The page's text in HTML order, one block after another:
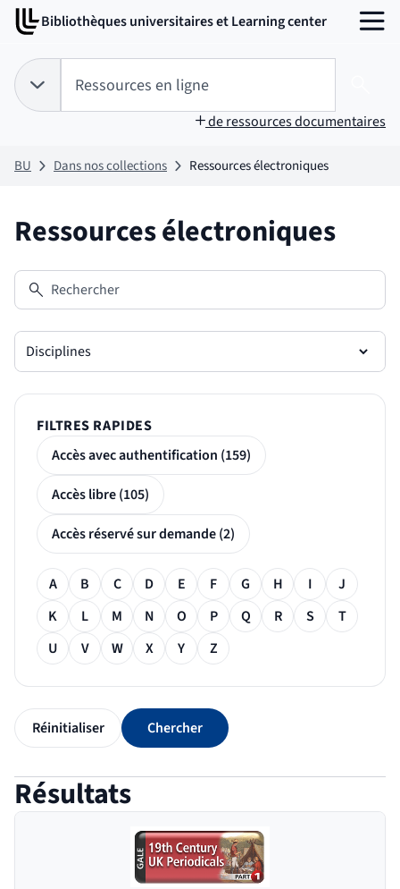
Aller
Aller
page
Bibliothèques universitaires et Learning center MENU
Choix du périmètre de recherche :
RESSOURCES EN LIGNE
sélectionnéTapez votre recherche pour rechercher dans :
Ressources en ligne
de ressources documentaires
BU Dans nos collections Ressources électroniques
Ressources électroniques
Rechercher
Disciplines
FILTRES RAPIDES
Accès avec authentification (159)
Accès libre (105)
Accès réservé sur demande (2)
Filtre alphabétique
A B C D E F G H I
J
K
L M N O P Q R S
T
U
V W X Y Z
Réinitialiser Chercher
Résultats
des résultats de recherche